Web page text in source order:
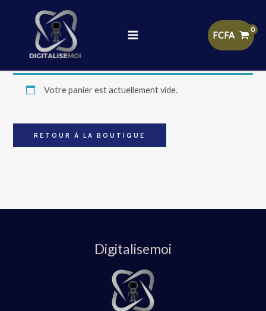
FCFA
Cart
Votre panier est actuellement vide.
RETOUR À LA BOUTIQUE
Digitalisemoi